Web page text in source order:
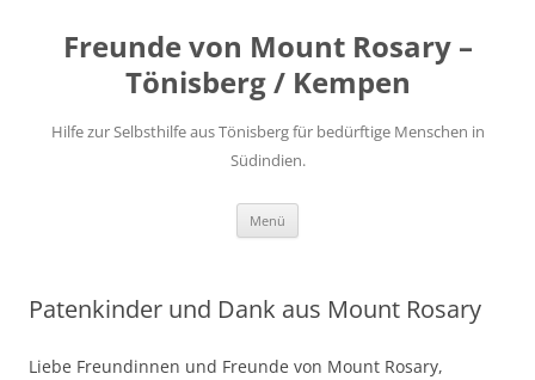
Freunde von Mount Rosary –
Tönisberg / Kempen
Hilfe zur Selbsthilfe aus Tönisberg für bedürftige Menschen in
Südindien.
Menü
Patenkinder und Dank aus Mount Rosary
Liebe Freundinnen und Freunde von Mount Rosary,